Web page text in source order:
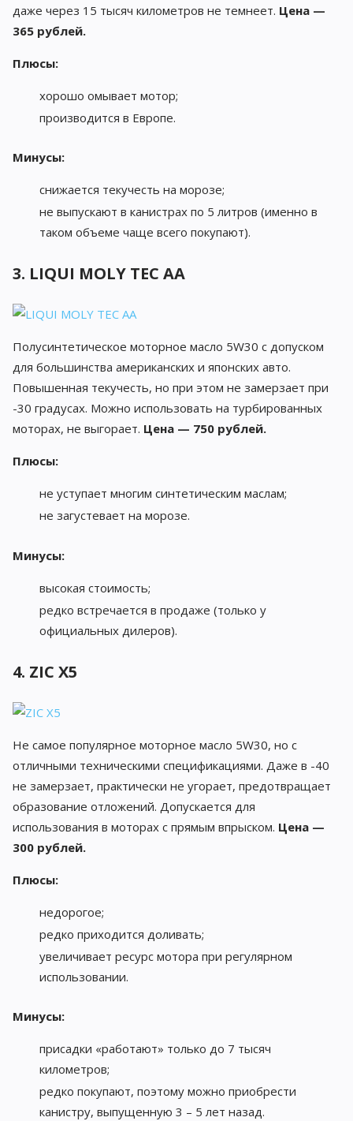
даже через 15 тысяч километров не темнеет. Цена —
365 рублей.
Плюсы:
хорошо омывает мотор;
производится в Европе.
Минусы:
снижается текучесть на морозе;
не выпускают в канистрах по 5 литров (именно в
таком объеме чаще всего покупают).
3. LIQUI MOLY TEC AA
Полусинтетическое моторное масло 5W30 с допуском
для большинства американских и японских авто.
Повышенная текучесть, но при этом не замерзает при
-30 градусах. Можно использовать на турбированных
моторах, не выгорает. Цена — 750 рублей.
Плюсы:
не уступает многим синтетическим маслам;
не загустевает на морозе.
Минусы:
высокая стоимость;
редко встречается в продаже (только у
официальных дилеров).
4. ZIC X5
Не самое популярное моторное масло 5W30, но с
отличными техническими спецификациями. Даже в -40
не замерзает, практически не угорает, предотвращает
образование отложений. Допускается для
использования в моторах с прямым впрыском. Цена —
300 рублей.
Плюсы:
недорогое;
редко приходится доливать;
увеличивает ресурс мотора при регулярном
использовании.
Минусы:
присадки «работают» только до 7 тысяч
километров;
редко покупают, поэтому можно приобрести
канистру, выпущенную 3 – 5 лет назад.